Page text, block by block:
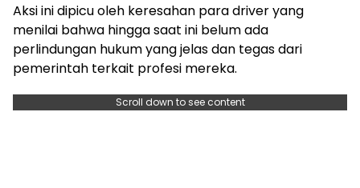
Aksi ini dipicu oleh keresahan para driver yang
menilai bahwa hingga saat ini belum ada
perlindungan hukum yang jelas dan tegas dari
pemerintah terkait profesi mereka.
Scroll down to see content